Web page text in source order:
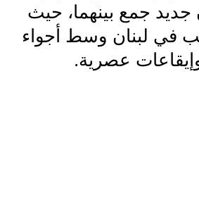
جديد جمع بينهما، حيث
في لبنان وسط أجواء
عصرية.